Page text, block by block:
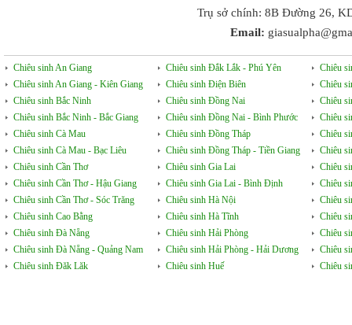
Trụ sở chính: 8B Đường 26,
Email:
Chiêu sinh An Giang
Chiêu sinh An Giang - Kiên Giang
Chiêu sinh Bắc Ninh
Chiêu sinh Bắc Ninh - Bắc Giang
Chiêu sinh Cà Mau
Chiêu sinh Cà Mau - Bạc Liêu
Chiêu sinh Cần Thơ
Chiêu sinh Cần Thơ - Hậu Giang
Chiêu sinh Cần Thơ - Sóc Trăng
Chiêu sinh Cao Bằng
Chiêu sinh Đà Nẵng
Chiêu sinh Đà Nẵng - Quảng Nam
Chiêu sinh Đăk Lăk
Chiêu sinh Đắk Lắk - Phú Yên
Chiêu sinh Điện Biên
Chiêu sinh Đồng Nai
Chiêu sinh Đồng Nai - Bình Phước
Chiêu sinh Đồng Tháp
Chiêu sinh Đồng Tháp - Tiền Giang
Chiêu sinh Gia Lai
Chiêu sinh Gia Lai - Bình Định
Chiêu sinh Hà Nội
Chiêu sinh Hà Tĩnh
Chiêu sinh Hải Phòng
Chiêu sinh Hải Phòng - Hải Dương
Chiêu sinh Huế
Chiêu
Chiêu
Chiêu
Chiêu
Chiêu
Chiêu
Chiêu
Chiêu
Chiêu
Chiêu
Chiêu
Chiêu
Chiêu